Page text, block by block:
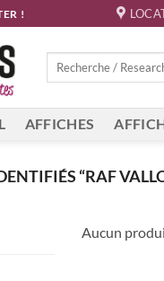
!
Recherche
AFFICHES
“RAF
Aucun